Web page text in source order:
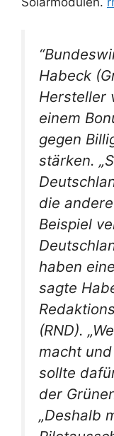
Habeck
Hersteller
einem
gegen
stärken.
die
Beispiel
haben
sagte
(RND).
macht
sollte
der
„Deshalb